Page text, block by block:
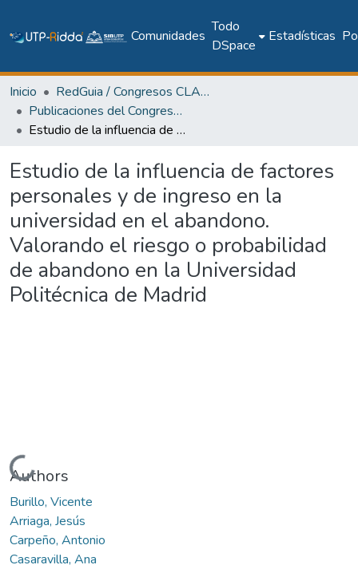
Comunidades
Todo
DSpace
Estadísticas
Inicio
RedGuia / Congresos CLABES
Publicaciones del Congreso Internacional CLABES
Estudio de la influencia de factores personales y de ingreso en la universidad en el abandono. Valorando el riesgo o probabilidad de abandono en la Universidad Politécnica de Madrid
Estudio de la influencia de factores
personales y de ingreso en la
universidad en el abandono.
Valorando el riesgo o probabilidad
de abandono en la Universidad
Politécnica de Madrid
Cargando...
Authors
Burillo, Vicente
Arriaga, Jesús
Carpeño, Antonio
Casaravilla, Ana